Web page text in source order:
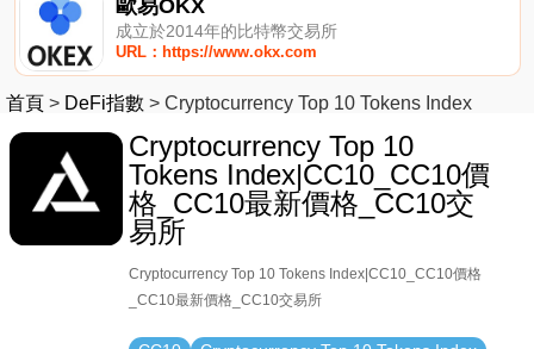
歐易OKX
成立於2014年的比特幣交易所
URL：https://www.okx.com
首頁 > DeFi指數 > Cryptocurrency Top 10 Tokens Index
Cryptocurrency Top 10
Tokens Index|CC10_CC10價
格_CC10最新價格_CC10交
易所
Cryptocurrency Top 10 Tokens Index|CC10_CC10價格
_CC10最新價格_CC10交易所